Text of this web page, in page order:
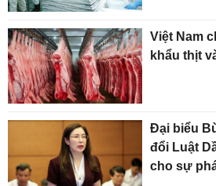
Việt Nam
khẩu thịt
Đại biểu
đổi Luật
cho sự